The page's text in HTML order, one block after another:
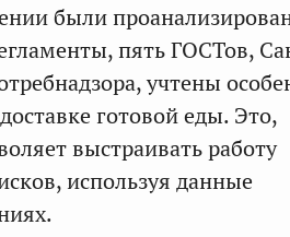
были
пять ГОСТов,
учтены
готовой еды. Это,
выстраивать работу
используя данные